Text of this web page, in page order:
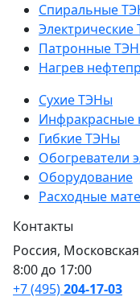
Спиральные
Патронные
Нагрев
Сухие ТЭНы
Инфракрасные
Гибкие ТЭНы
Обогреватели
Оборудование
Расходные
Контакты
Россия,
8:00 до 17:00
+7 (495)204-17-03